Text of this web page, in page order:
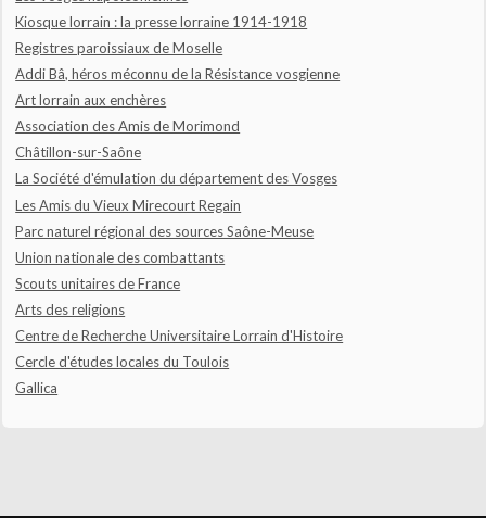
Kiosque lorrain : la presse lorraine 1914-1918
Registres paroissiaux de Moselle
Addi Bâ, héros méconnu de la Résistance vosgienne
Art lorrain aux enchères
Association des Amis de Morimond
Châtillon-sur-Saône
La Société d'émulation du département des Vosges
Les Amis du Vieux Mirecourt Regain
Parc naturel régional des sources Saône-Meuse
Union nationale des combattants
Scouts unitaires de France
Arts des religions
Centre de Recherche Universitaire Lorrain d'Histoire
Cercle d'études locales du Toulois
Gallica